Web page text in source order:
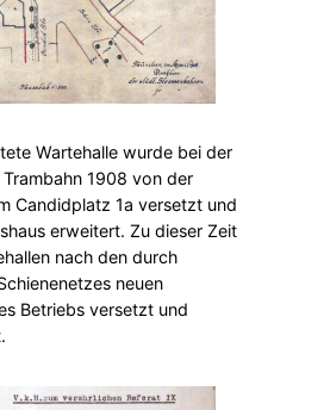
Wartehalle wurde bei der
1908 von der
Candidplatz 1a versetzt und
erweitert. Zu dieser Zeit
nach den durch
neuen
Betriebs versetzt und